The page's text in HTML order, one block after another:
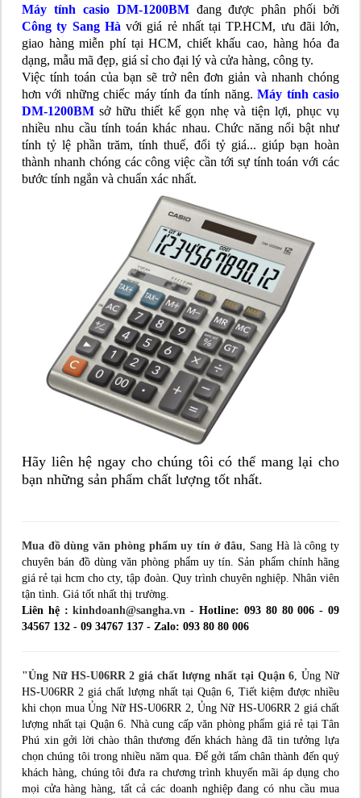
Máy tính casio DM-1200BM đang được phân phối bởi
Công ty Sang Hà với giá rẻ nhất tại TP.HCM, ưu đãi lớn,
giao hàng miễn phí tại HCM, chiết khấu cao, hàng hóa đa
dạng, mẫu mã đẹp, giá sỉ cho đại lý và cửa hàng, công ty.
Việc tính toán của bạn sẽ trở nên đơn giản và nhanh chóng
hơn với những chiếc máy tính đa tính năng.Máy tính casio
DM-1200BM sở hữu thiết kế gọn nhẹ và tiện lợi, phục vụ
nhiều nhu cầu tính toán khác nhau. Chức năng nổi bật như
tính tỷ lệ phần trăm, tính thuế, đổi tỷ giá... giúp bạn hoàn
thành nhanh chóng các công việc cần tới sự tính toán với các
bước tính ngắn và chuẩn xác nhất.
Hãy liên hệ ngay cho chúng tôi có thể mang lại cho
bạn những sản phẩm chất lượng tốt nhất.
Mua đồ dùng văn phòng phẩm uy tín ở đâu, Sang Hà là công ty
chuyên bán đồ dùng văn phòng phẩm uy tín. Sản phẩm chính hãng
giá rẻ tại hcm cho cty, tập đoàn. Quy trình chuyên nghiệp. Nhân viên
tận tình. Giá tốt nhất thị trường.
Liên hệ :kinhdoanh@sangha.vn - Hotline: 093 80 80 006 - 09
34567 132 - 09 34767 137 - Zalo: 093 80 80 006
"Ủng Nữ HS-U06RR 2 giá chất lượng nhất tại Quận 6, Ủng Nữ
HS-U06RR 2 giá chất lượng nhất tại Quận 6, Tiết kiệm được nhiều
khi chọn mua Ủng Nữ HS-U06RR 2, Ủng Nữ HS-U06RR 2 giá chất
lượng nhất tại Quận 6. Nhà cung cấp văn phòng phẩm giá rẻ tại Tân
Phú xin gởi lời chào thân thương đến khách hàng đã tin tưởng lựa
chọn chúng tôi trong nhiều năm qua. Để gởi tấm chân thành đến quý
khách hàng, chúng tôi đưa ra chương trình khuyến mãi áp dụng cho
mọi cửa hàng hàng, tất cả các doanh nghiệp đang có nhu cầu mua